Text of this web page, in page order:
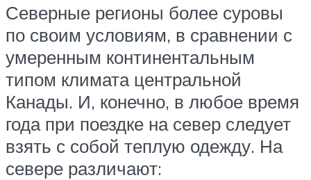
Северные регионы более суровы
по своим условиям, в сравнении с
умеренным континентальным
типом климата центральной
Канады. И, конечно, в любое время
года при поездке на север следует
взять с собой теплую одежду. На
севере различают: